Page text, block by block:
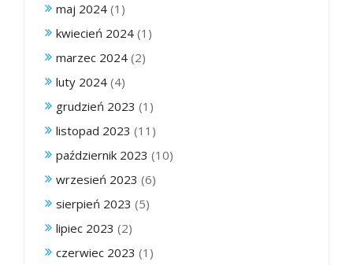
maj 2024 (1)
kwiecień 2024 (1)
marzec 2024 (2)
luty 2024 (4)
grudzień 2023 (1)
listopad 2023 (11)
październik 2023 (10)
wrzesień 2023 (6)
sierpień 2023 (5)
lipiec 2023 (2)
czerwiec 2023 (1)